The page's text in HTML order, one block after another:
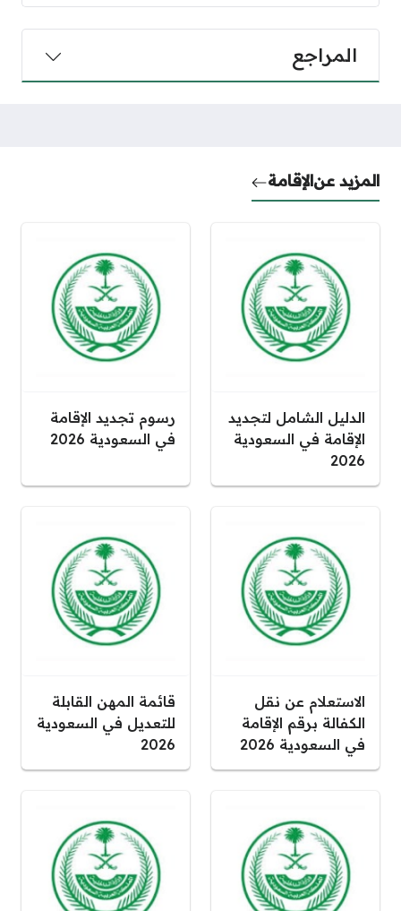
المراجع
المزيد عنالإقامة
الدليل الشامل لتجديد
الإقامة في السعودية
2026
رسوم تجديد الإقامة
في السعودية 2026
الاستعلام عن نقل
الكفالة برقم الإقامة
في السعودية 2026
قائمة المهن القابلة
للتعديل في السعودية
2026